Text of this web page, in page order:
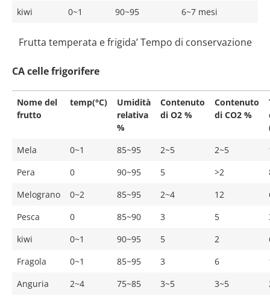
kiwi
0~1 90~95 6~7 mesi
Frutta temperata e frigida’ Tempo di conservazione
CA celle frigorifere
Nome del
frutto
temp(°C)
Umidità
relativa
%
Contenuto
di O2 %
Contenuto
di CO2 %
Mela
0~1 85~95 2~5 2~5
Pera
0 90~95 5 >2
Melograno
0~2 85~95 2~4 12
Pesca
0 85~90 3 5
kiwi
0~1 90~95 5 2
Fragola
0~1 85~95 3 6
Anguria
2~4 75~85 3~5 3~5